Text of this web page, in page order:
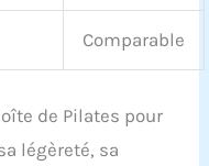
Comparable
de Pilates pour
légèreté, sa